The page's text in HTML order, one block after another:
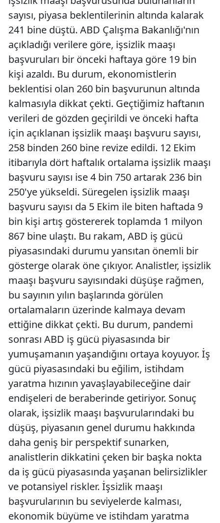
sayısı, piyasa beklentilerinin altında kalarak
241 bine düştü. ABD Çalışma Bakanlığı'nın
açıkladığı verilere göre, işsizlik maaşı
başvuruları bir önceki haftaya göre 19 bin
kişi azaldı. Bu durum, ekonomistlerin
beklentisi olan 260 bin başvurunun altında
kalmasıyla dikkat çekti. Geçtiğimiz haftanın
verileri de gözden geçirildi ve önceki hafta
için açıklanan işsizlik maaşı başvuru sayısı,
258 binden 260 bine revize edildi. 12 Ekim
itibarıyla dört haftalık ortalama işsizlik maaşı
başvuru sayısı ise 4 bin 750 artarak 236 bin
250'ye yükseldi. Süregelen işsizlik maaşı
başvuru sayısı da 5 Ekim ile biten haftada 9
bin kişi artış göstererek toplamda 1 milyon
867 bine ulaştı. Bu rakam, ABD iş gücü
piyasasındaki durumu yansıtan önemli bir
gösterge olarak öne çıkıyor. Analistler, işsizlik
maaşı başvuru sayısındaki düşüşe rağmen,
bu sayının yılın başlarında görülen
ortalamaların üzerinde kalmaya devam
ettiğine dikkat çekti. Bu durum, pandemi
sonrası ABD iş gücü piyasasında bir
yumuşamanın yaşandığını ortaya koyuyor. İş
gücü piyasasındaki bu eğilim, istihdam
yaratma hızının yavaşlayabileceğine dair
endişeleri de beraberinde getiriyor. Sonuç
olarak, işsizlik maaşı başvurularındaki bu
düşüş, piyasanın genel durumu hakkında
daha geniş bir perspektif sunarken,
analistlerin dikkatini çeken bir başka nokta
da iş gücü piyasasında yaşanan belirsizlikler
ve potansiyel riskler. İşsizlik maaşı
başvurularının bu seviyelerde kalması,
ekonomik büyüme ve istihdam yaratma